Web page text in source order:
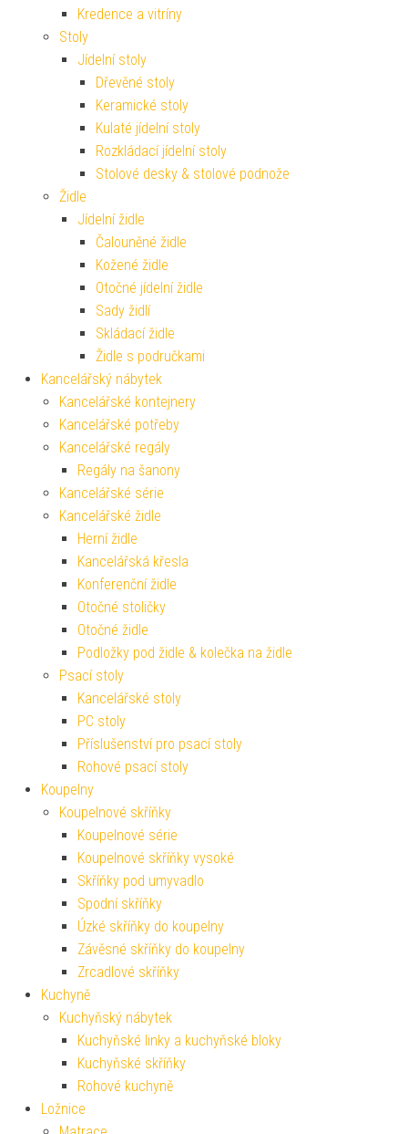
Kredence a vitríny
Stoly
Jídelní stoly
Dřevěné stoly
Keramické stoly
Kulaté jídelní stoly
Rozkládací jídelní stoly
Stolové desky & stolové podnože
Židle
Jídelní židle
Čalouněné židle
Kožené židle
Otočné jídelní židle
Sady židlí
Skládací židle
Židle s područkami
Kancelářský nábytek
Kancelářské kontejnery
Kancelářské potřeby
Kancelářské regály
Regály na šanony
Kancelářské série
Kancelářské židle
Herní židle
Kancelářská křesla
Konferenční židle
Otočné stoličky
Otočné židle
Podložky pod židle & kolečka na židle
Psací stoly
Kancelářské stoly
PC stoly
Příslušenství pro psací stoly
Rohové psací stoly
Koupelny
Koupelnové skříňky
Koupelnové série
Koupelnové skříňky vysoké
Skříňky pod umyvadlo
Spodní skříňky
Úzké skříňky do koupelny
Závěsné skříňky do koupelny
Zrcadlové skříňky
Kuchyně
Kuchyňský nábytek
Kuchyňské linky a kuchyňské bloky
Kuchyňské skříňky
Rohové kuchyně
Ložnice